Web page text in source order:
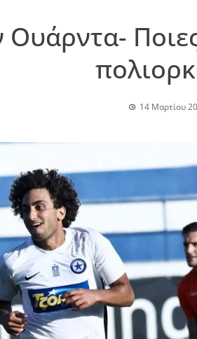
14 Μαρτίου